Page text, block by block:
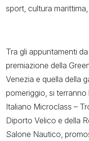
sport, cultura
Tra gli appuntamenti
premiazione della
Venezia e quella della
pomeriggio, si
Italiano Microclass –
Diporto Velico e della
Salone Nautico,